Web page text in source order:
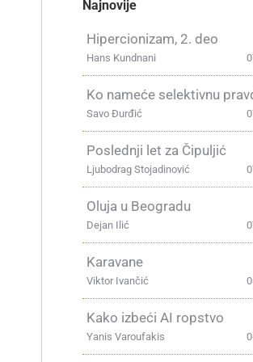
Najnovije
Hipercionizam, 2. deo
Hans Kundnani
Ko nameće selektivnu
Savo Đurđić
Poslednji let za Čipuljić
Ljubodrag Stojadinović
Oluja u Beogradu
Dejan Ilić
Karavane
Viktor Ivančić
Kako izbeći AI ropstvo
Yanis Varoufakis